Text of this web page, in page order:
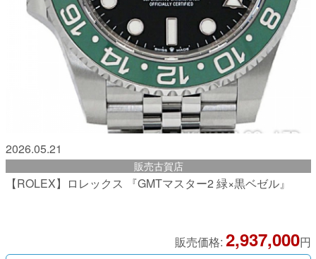
2026.05.21
販売古賀店
【ROLEX】ロレックス 『GMTマスター2 緑×黒ベゼル』
販売価格: 2,937,000円